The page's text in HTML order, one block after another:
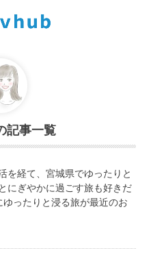
を経て、宮城県でゆったりと
にぎやかに過ごす旅も好きだ
ったりと浸る旅が最近のお